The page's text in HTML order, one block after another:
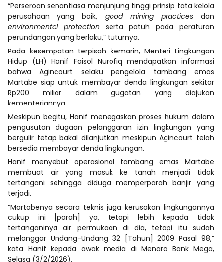
“Perseroan senantiasa menjunjung tinggi prinsip tata kelola
perusahaan yang baik, good mining practices dan
environmental protection serta patuh pada peraturan
perundangan yang berlaku,” tuturnya.
Pada kesempatan terpisah kemarin, Menteri Lingkungan
Hidup (LH) Hanif Faisol Nurofiq mendapatkan informasi
bahwa Agincourt selaku pengelola tambang emas
Martabe siap untuk membayar denda lingkungan sekitar
Rp200 miliar dalam gugatan yang diajukan
kementeriannya.
Meskipun begitu, Hanif menegaskan proses hukum dalam
pengusutan dugaan pelanggaran izin lingkungan yang
bergulir tetap bakal dilanjutkan meskipun Agincourt telah
bersedia membayar denda lingkungan.
Hanif menyebut operasional tambang emas Martabe
membuat air yang masuk ke tanah menjadi tidak
tertangani sehingga diduga memperparah banjir yang
terjadi.
“Martabenya secara teknis juga kerusakan lingkungannya
cukup ini [parah] ya, tetapi lebih kepada tidak
tertanganinya air permukaan di dia, tetapi itu sudah
melanggar Undang-Undang 32 [Tahun] 2009 Pasal 98,”
kata Hanif kepada awak media di Menara Bank Mega,
Selasa (3/2/2026).